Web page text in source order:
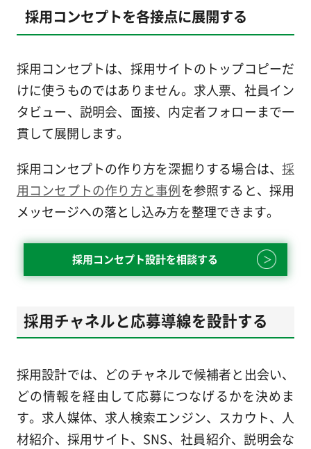
採用コンセプトを各接点に展開する
採用コンセプトは、採用サイトのトップコピーだ
けに使うものではありません。求人票、社員イン
タビュー、説明会、面接、内定者フォローまで一
貫して展開します。
採用コンセプトの作り方を深掘りする場合は、採
用コンセプトの作り方と事例を参照すると、採用
メッセージへの落とし込み方を整理できます。
採用コンセプト設計を相談する
採用チャネルと応募導線を設計する
採用設計では、どのチャネルで候補者と出会い、
どの情報を経由して応募につなげるかを決めま
す。求人媒体、求人検索エンジン、スカウト、人
材紹介、採用サイト、SNS、社員紹介、説明会な